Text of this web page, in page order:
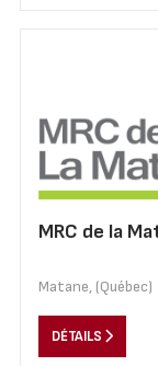
MRC de la
Matane, (Québec)
DÉTAILS